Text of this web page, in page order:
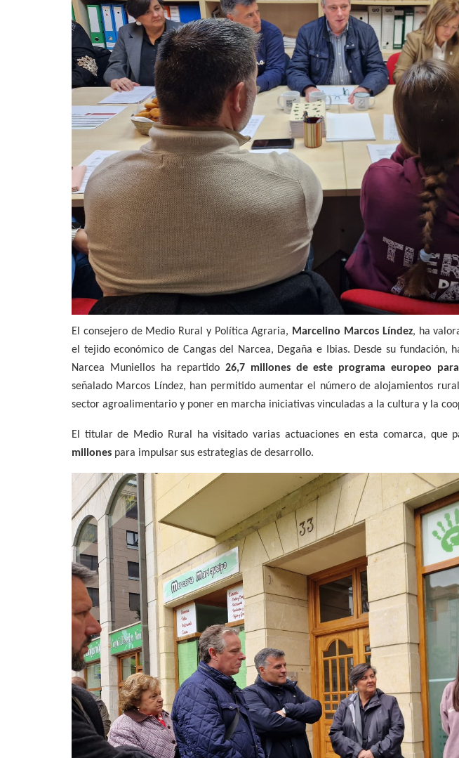
El consejero de Medio Rural y Política Agraria, Marcelino Marcos Líndez, ha
el tejido económico de Cangas del Narcea, Degaña e Ibias. Desde su fundación,
Narcea Muniellos ha repartido26,7 millones de este programa europeo
señalado Marcos Líndez, han permitido aumentar el número de alojamientos
sector agroalimentario y poner en marcha iniciativas vinculadas a la cultura y la
El titular de Medio Rural ha visitado varias actuaciones en esta comarca, que
millones para impulsar sus estrategias de desarrollo.